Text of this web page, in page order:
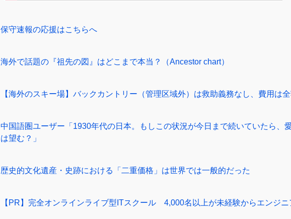
保守速報の応援はこちらへ
海外で話題の『祖先の図』はどこまで本当？（Ancestor chart）
【海外のスキー場】バックカントリー（管理区域外）は救助義務なし、費用は
中国語圏ユーザー「1930年代の日本。もしこの状況が今日まで続いていたら、
は望む？」
歴史的文化遺産・史跡における「二重価格」は世界では一般的だった
【PR】完全オンラインライブ型ITスクール 4,000名以上が未経験からエンジニ